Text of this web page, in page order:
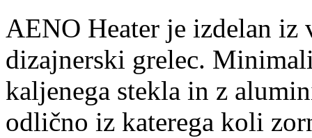
AENO Heater je izdelan iz
dizajnerski grelec.
kaljenega stekla in z
odlično iz katerega koli